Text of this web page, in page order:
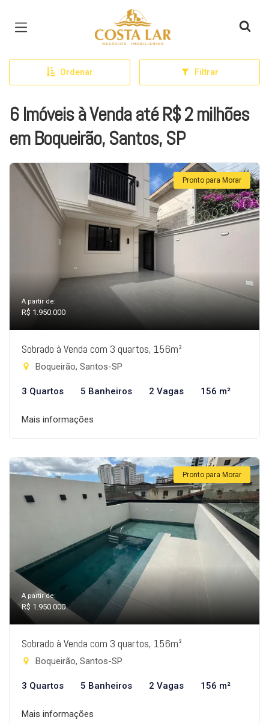
Página inicial
Ordenar Filtrar
6 Imóveis à Venda até R$ 2 milhões
em Boqueirão, Santos, SP
Pronto para Morar
A partir de:
R$ 1.950.000
Sobrado à Venda com 3 quartos, 156m²
Boqueirão, Santos-SP
3 Quartos 5 Banheiros 2 Vagas 156 m²
Mais informações
Pronto para Morar
A partir de:
R$ 1.950.000
Sobrado à Venda com 3 quartos, 156m²
Boqueirão, Santos-SP
3 Quartos 5 Banheiros 2 Vagas 156 m²
Mais informações